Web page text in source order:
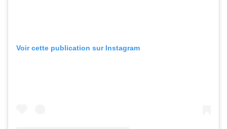
Voir cette publication sur Instagram